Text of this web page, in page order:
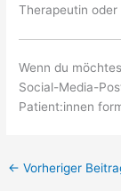
Therapeutin
Wenn du
Social-Media-
Patient:innen
← Vorheriger